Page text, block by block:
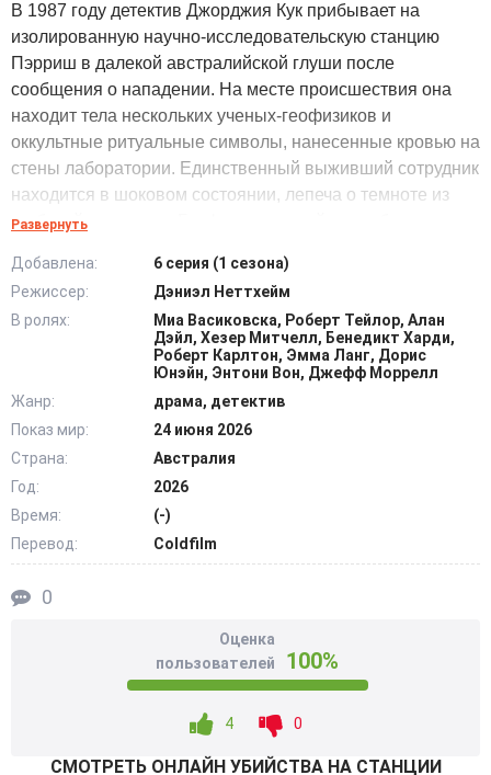
В 1987 году детектив Джорджия Кук прибывает на
изолированную научно-исследовательскую станцию
Пэрриш в далекой австралийской глуши после
сообщения о нападении. На месте происшествия она
находит тела нескольких ученых-геофизиков и
оккультные ритуальные символы, нанесенные кровью на
стены лаборатории. Единственный выживший сотрудник
находится в шоковом состоянии, лепеча о темноте из
глубокой скважины. Геофизики случайно пробурили
инфразвуковую вибрацию. Из-за давления руководства
следствие быстро закрывают, списав трагедию на
массовый психоз, однако женщина тайно забирает
архивные магнитные ленты с собой. Сюжет
перемещается в 2026 год - пожилая героиня вышла в
отставку и живет в уединении, страдая от ночных
кошмаров. На законсервированном объекте происходит
новая серия загадочных убийств группы искателей
минералов, полностью повторяющая почерк старого
дела. @Filmix.fan
Развернуть
Добавлена:
6 серия (1 сезона)
Режиссер:
Дэниэл Неттхейм
В ролях:
Миа Васиковска, Роберт Тейлор, Алан
Дэйл, Хезер Митчелл, Бенедикт Харди,
Роберт Карлтон, Эмма Ланг, Дорис
Юнэйн, Энтони Вон, Джефф Моррелл
Жанр:
драма, детектив
Показ мир:
24 июня 2026
Страна:
Австралия
Год:
2026
Время:
(-)
Перевод:
Coldfilm
0
Оценка
пользователей
100%
4 0
СМОТРEТЬ ОНЛАЙН УБИЙСТВА НА СТАНЦИИ